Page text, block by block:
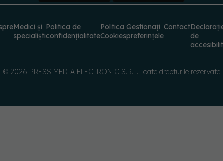
Medici și
specialiști
Politica de
confidențialitate
Politica
Cookies
Gestionați
preferințele
Contact
de
© 2026 PRESS MEDIA ELECTRONIC S.R.L. Toate drepturile rezervate